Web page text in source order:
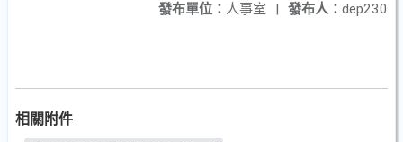
發布人： dep230
發布單位： 人事室 |
相關附件